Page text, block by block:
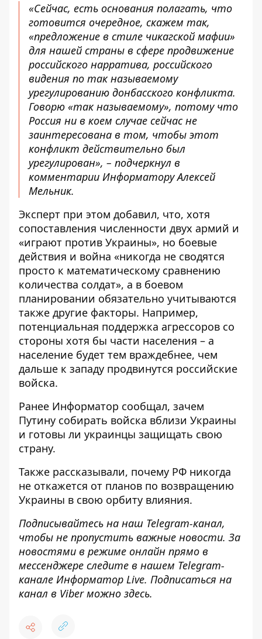
«Сейчас, есть основания полагать, что
готовится очередное, скажем так,
«предложение в стиле чикагской мафии»
для нашей страны в сфере продвижение
российского нарратива, российского
видения по так называемому
урегулированию донбасского конфликта.
Говорю «так называемому», потому что
Россия ни в коем случае сейчас не
заинтересована в том, чтобы этот
конфликт действительно был
урегулирован», – подчеркнул в
комментарии Информатору Алексей
Мельник.
Эксперт при этом добавил, что, хотя
сопоставления численности двух армий и
«играют против Украины», но боевые
действия и война «никогда не сводятся
просто к математическому сравнению
количества солдат», а в боевом
планировании обязательно учитываются
также другие факторы. Например,
потенциальная поддержка агрессоров со
стороны хотя бы части населения – а
население будет тем враждебнее, чем
дальше к западу продвинутся российские
войска.
Ранее Информатор сообщал, зачем
Путину собирать войска вблизи Украины
и готовы ли украинцы защищать свою
страну.
Также рассказывали, почему РФ никогда
не откажется от планов по возвращению
Украины в свою орбиту влияния.
Подписывайтесь на наш Telegram-канал,
чтобы не пропустить важные новости. За
новостями в режиме онлайн прямо в
мессенджере следите в нашем Telegram-
канале Информатор Live. Подписаться на
канал в Viber можно здесь.